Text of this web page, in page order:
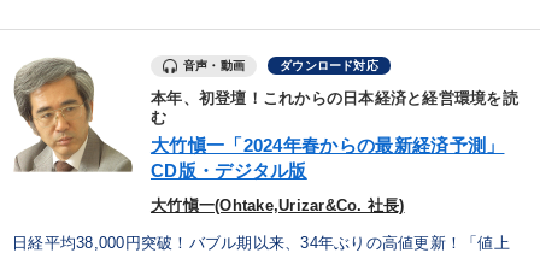
音声・動画 ダウンロード対応
本年、初登壇！これからの日本経済と経営環境を読
む
大竹愼一「2024年春からの最新経済予測」
CD版・デジタル版
大竹愼一(Ohtake,Urizar&Co. 社長)
日経平均38,000円突破！バブル期以来、34年ぶりの高値更新！「値上